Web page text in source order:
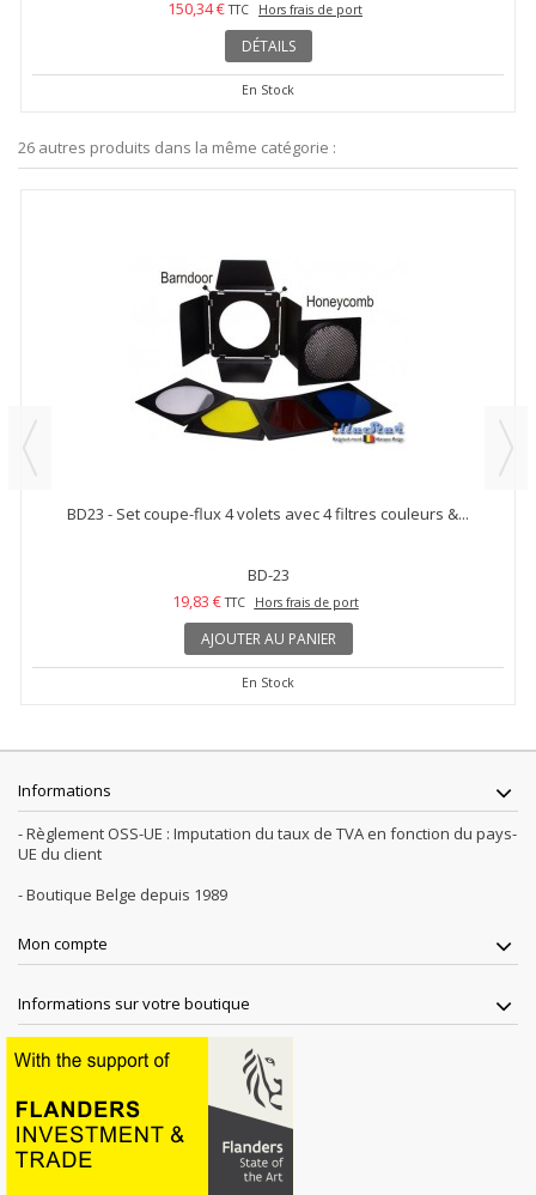
150,34 € TTC Hors frais de port
DÉTAILS
En Stock
26 autres produits dans la même catégorie :
BD23 - Set coupe-flux 4 volets avec 4 filtres couleurs &...
BD-23
19,83 € TTC Hors frais de port
AJOUTER AU PANIER
En Stock
Informations
- Règlement OSS-UE : Imputation du taux de TVA en fonction du pays-
UE du client
- Boutique Belge depuis 1989
Mon compte
Informations sur votre boutique